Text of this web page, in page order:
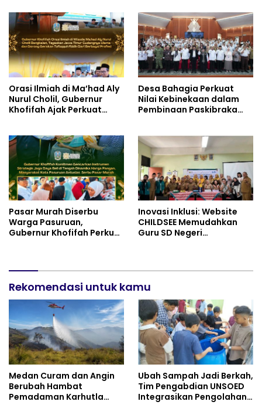
Mutiara Hati Purwokerto
Orasi Ilmiah di Ma’had Aly
Nurul Cholil, Gubernur
Khofifah Ajak Perkuat
Desa Bahagia Perkuat
Nilai Kebinekaan dalam
Pembinaan Paskibraka
Pasar Murah Diserbu
Warga Pasuruan,
Gubernur Khofifah Perkuat
Inovasi Inklusi: Website
CHILDSEE Memudahkan
Guru SD Negeri
Rekomendasi untuk kamu
Medan Curam dan Angin
Berubah Hambat
Pemadaman Karhutla
Ubah Sampah Jadi Berkah,
Tim Pengabdian UNSOED
Integrasikan Pengolahan